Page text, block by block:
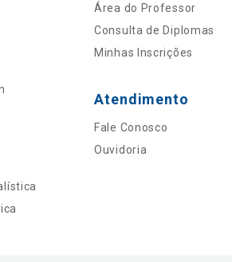
Área do Professor
Consulta de Diplomas
Minhas Inscrições
Atendimento
Fale Conosco
Ouvidoria